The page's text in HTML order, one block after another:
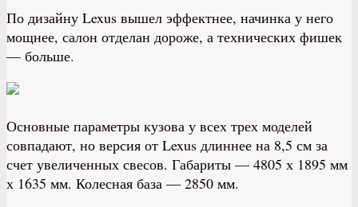
По дизайну Lexus вышел эффектнее, начинка у него
мощнее, салон отделан дороже, а технических фишек
— больше.
Основные параметры кузова у всех трех моделей
совпадают, но версия от Lexus длиннее на 8,5 см за
счет увеличенных свесов. Габариты — 4805 х 1895 мм
х 1635 мм. Колесная база — 2850 мм.